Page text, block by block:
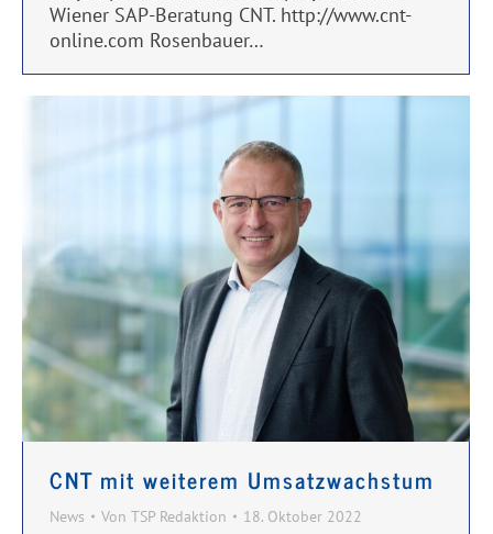
Wiener SAP-Beratung CNT. http://www.cnt-
online.com Rosenbauer…
CNT mit weiterem Umsatzwachstum
News Von TSP Redaktion 18. Oktober 2022